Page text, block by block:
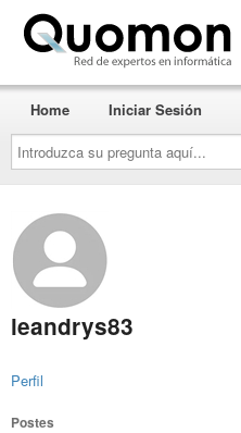
Introduzca
su
pregunta
aquí...
Home Iniciar Sesión
leandrys83
Perfil
Postes